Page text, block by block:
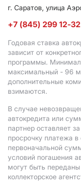
г. Саратов, улица
+7 (845) 299 12-32
Годовая ставка
зависит от
программы.
максимальный - 96
дополнительные
взимаются.
В случае
автокредита или
партнер оставляет
просрочку платежа
первоначальной
условий погашения
могут быть
коллекторское